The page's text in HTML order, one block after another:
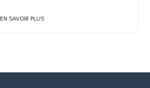
EN SAVOIR PLUS